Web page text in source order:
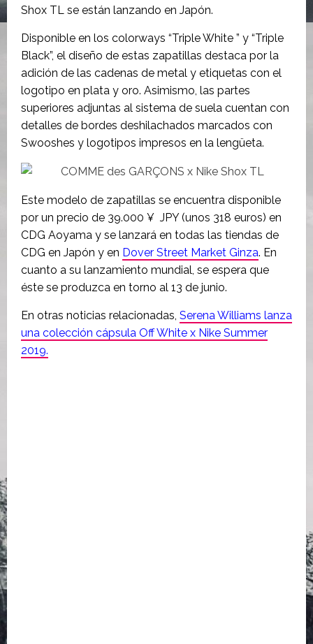
Shox TL se están lanzando en Japón.
Disponible en los colorways “Triple White ” y “Triple
Black”, el diseño de estas zapatillas destaca por la
adición de las cadenas de metal y etiquetas con el
logotipo en plata y oro. Asimismo, las partes
superiores adjuntas al sistema de suela cuentan con
detalles de bordes deshilachados marcados con
Swooshes y logotipos impresos en la lengüeta.
Este modelo de zapatillas se encuentra disponible
por un precio de 39.000 ¥ JPY (unos 318 euros) en
CDG Aoyama y se lanzará en todas las tiendas de
CDG en Japón y en Dover Street Market Ginza. En
cuanto a su lanzamiento mundial, se espera que
éste se produzca en torno al 13 de junio.
En otras noticias relacionadas, Serena Williams lanza
una colección cápsula Off White x Nike Summer
2019.